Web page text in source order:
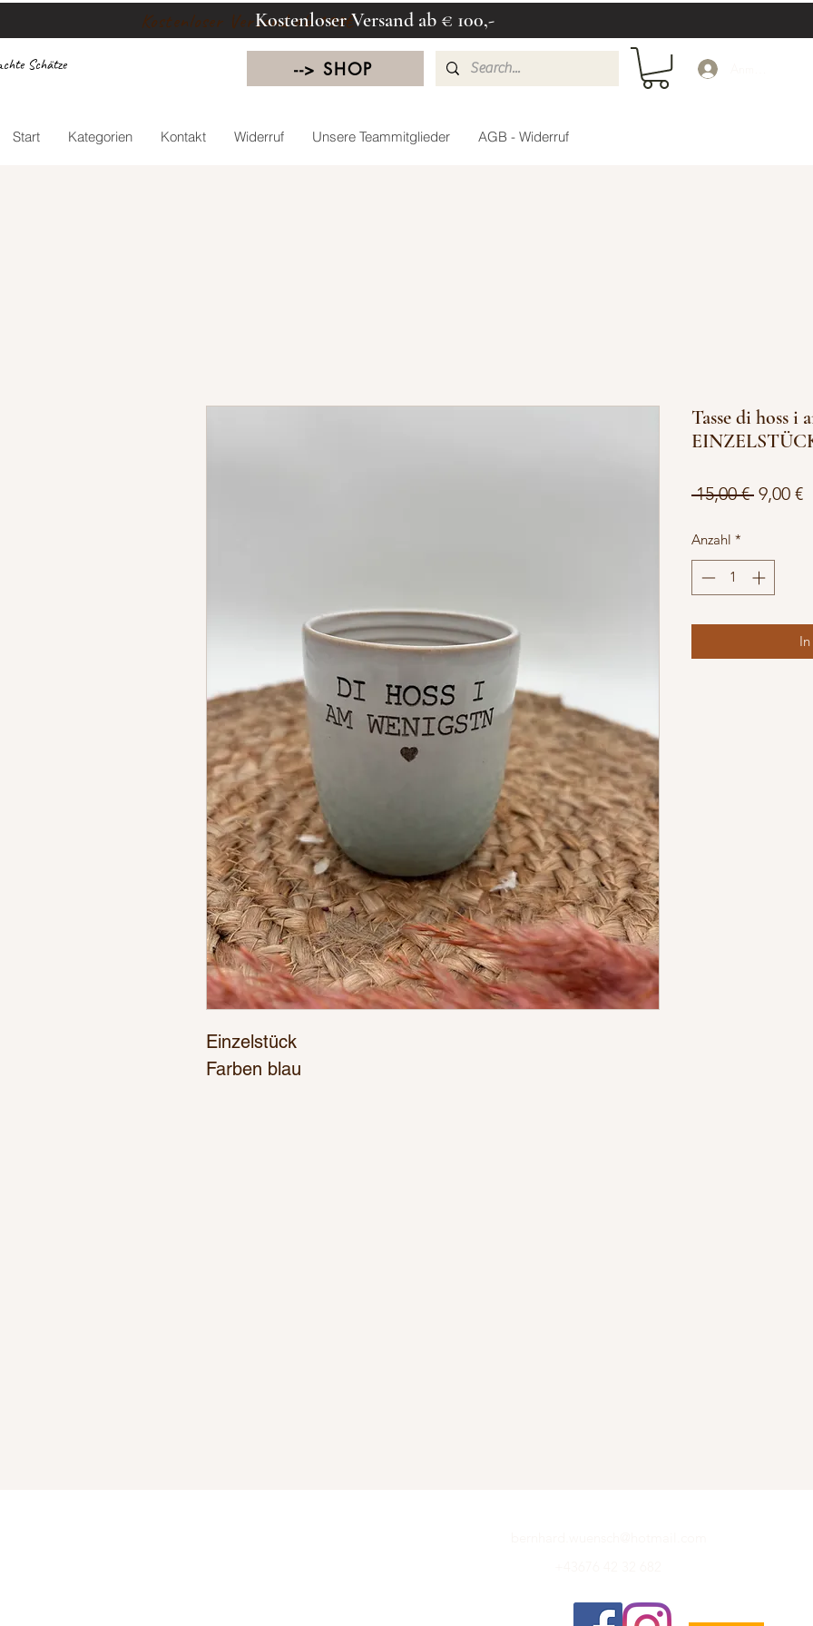
Kostenloser Versand ab 100€Kostenloser Versand ab € 100,-
Schätze
Start Kategorien Kontakt Widerruf Unsere Teammitglieder AGB - Widerruf
--> SHOP
Einzelstück
Farben blau
Tasse di hoss i
15,00 € 9,00 €
Anzahl *